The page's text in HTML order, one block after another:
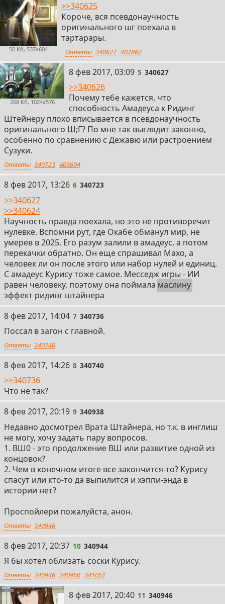
50 Кб, 537x604
>>340625
Короче, вся псевдонаучность
оригинального шг поехала в
тартарары.
Ответы 340627 402862
268 Кб, 1024x576
5
8 фев 2017, 03:09 5 340627
>>340626
Почему тебе кажется, что
способность Амадеуса к Ридинг
Штейнеру плохо вписывается в псевдонаучность
оригинального Ш;Г? По мне так выглядит законно,
особенно по сравнению с Дежавю или растроением
Сузуки.
Ответы 340723 403604
6
8 фев 2017, 13:26 6 340723
>>340627
>>340624
Научность правда поехала, но это не противоречит
нулевке. Вспомни рут, где Окабе обманул мир, не
умерев в 2025. Его разум залили в амадеус, а потом
перекачки обратно. Он еще спрашивал Махо, а
человек ли он после этого или набор нулей и единиц.
С амадеус Курису тоже самое. Месседж игры - ИИ
равен человеку, поэтому она поймала маслину
эффект ридинг штайнера
7
8 фев 2017, 14:04 7 340736
Поссал в загон с главной.
Ответы 340740
8
8 фев 2017, 14:26 8 340740
>>340736
Что не так?
9
8 фев 2017, 20:19 9 340938
Недавно досмотрел Врата Штайнера, но т.к. в инглиш
не могу, хочу задать пару вопросов.
1. ВШ0 - это продолжение ВШ или развитие одной из
концовок?
2. Чем в конечном итоге все закончится-то? Курису
спасут или кто-то да выпилится и хэппи-энда в
истории нет?
Проспойлери пожалуйста, анон.
Ответы 340946
10
8 фев 2017, 20:37 10 340944
Я бы хотел облизать соски Курису.
Ответы 340946 340950 341051
11
8 фев 2017, 20:40 11 340946